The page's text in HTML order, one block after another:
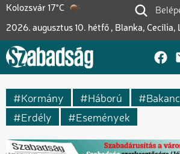
Ugrás
tartalomra
Kolozsvár 17°C
2026. augusztus 10. hétfő , Blanka,
Kormány Háború
Erdély
Események